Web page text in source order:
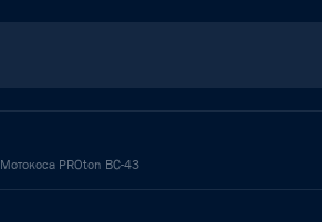
Мотокоса PROton BC-43